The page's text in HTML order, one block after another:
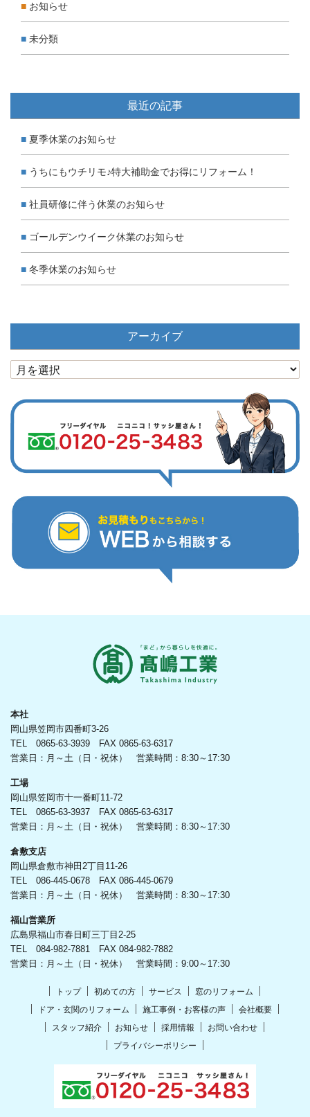
お知らせ
未分類
最近の記事
夏季休業のお知らせ
うちにもウチリモ♪特大補助金でお得にリフォーム！
社員研修に伴う休業のお知らせ
ゴールデンウイーク休業のお知らせ
冬季休業のお知らせ
アーカイブ
ア
カ
本社
岡山県笠岡市四番町3-26
TEL 0865-63-3939 FAX 0865-63-6317
営業日：月～土（日・祝休） 営業時間：8:30～17:30
工場
岡山県笠岡市十一番町11-72
TEL 0865-63-3937 FAX 0865-63-6317
営業日：月～土（日・祝休） 営業時間：8:30～17:30
倉敷支店
岡山県倉敷市神田2丁目11-26
TEL 086-445-0678 FAX 086-445-0679
営業日：月～土（日・祝休） 営業時間：8:30～17:30
福山営業所
広島県福山市春日町三丁目2-25
TEL 084-982-7881 FAX 084-982-7882
営業日：月～土（日・祝休） 営業時間：9:00～17:30
トップ 初めての方 サービス 窓のリフォーム
ドア・玄関のリフォーム 施工事例・お客様の声 会社概要
スタッフ紹介 お知らせ 採用情報 お問い合わせ
プライバシーポリシー